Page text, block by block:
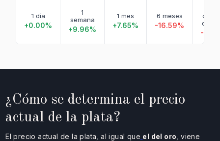
1 día
+0.00%
1
semana
+9.96%
1 mes
+7.65%
6 meses
-16.59%
que
de
-
¿Cómo se determina el precio
actual de la plata?
El precio actual de la plata, al igual que el del oro , viene